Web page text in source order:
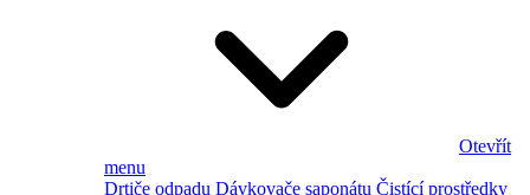
Otevřít
menu
Drtiče odpadu Dávkovače saponátu Čistící prostředky